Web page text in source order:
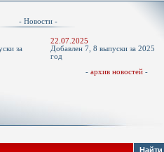
- Новости -
за
22.07.2025
Добавлен 7, 8 выпуски за 2025
год
- архив новостей -